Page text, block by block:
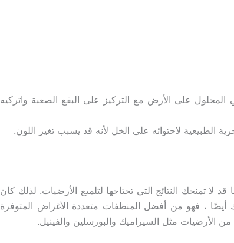
على الأرض مع التركيز على البقع الصعبة واتركيه
الطبيعية لاحتوائه على الخل لأنه قد يسبب تغير اللون.
لا تمنحك النتائج التي تحتاجها لتلميع الأرضيات. لذلك كان
أيضًا ، فهو من أفضل المنظفات متعددة الأغراض المتوفرة
الأرضيات مثل السيراميك والبورسلين والفينيل.